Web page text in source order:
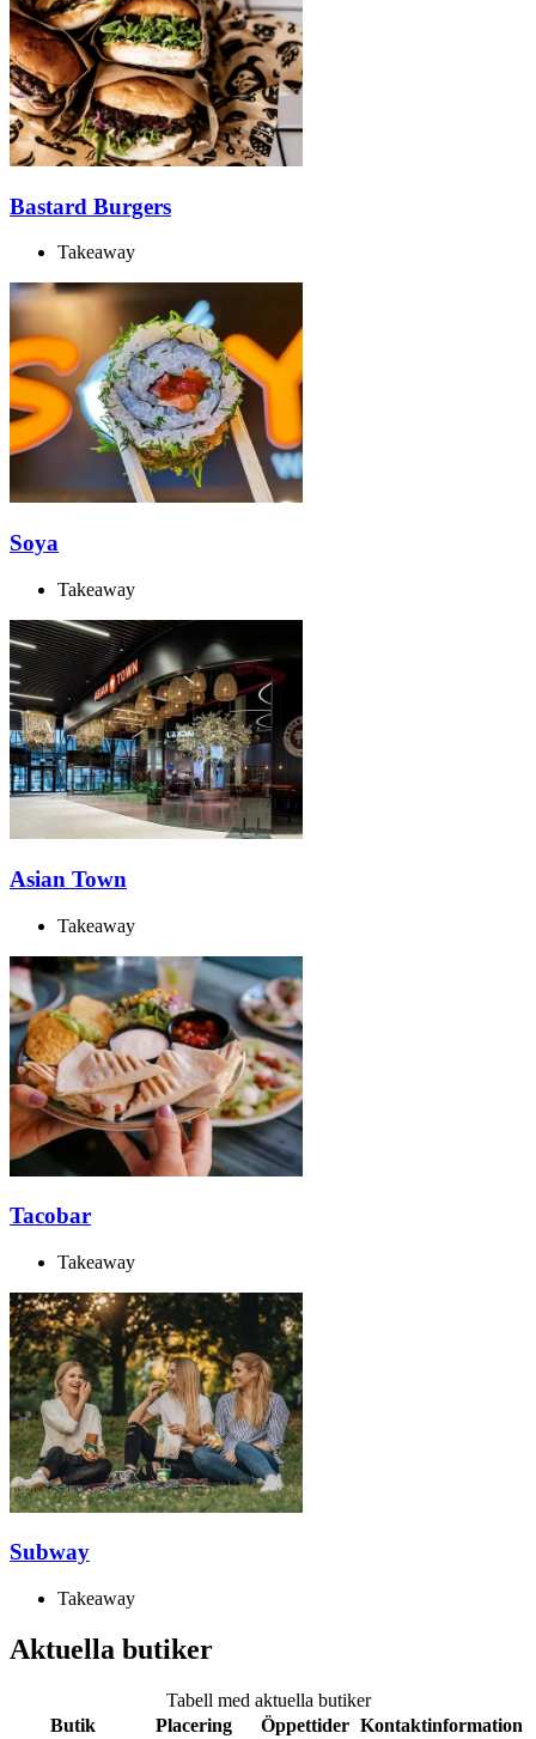
Bastard Burgers
Takeaway
Soya
Takeaway
Asian Town
Takeaway
Tacobar
Takeaway
Subway
Takeaway
Aktuella butiker
Tabell med aktuella butiker
Butik
Placering Öppettider Kontaktinformation